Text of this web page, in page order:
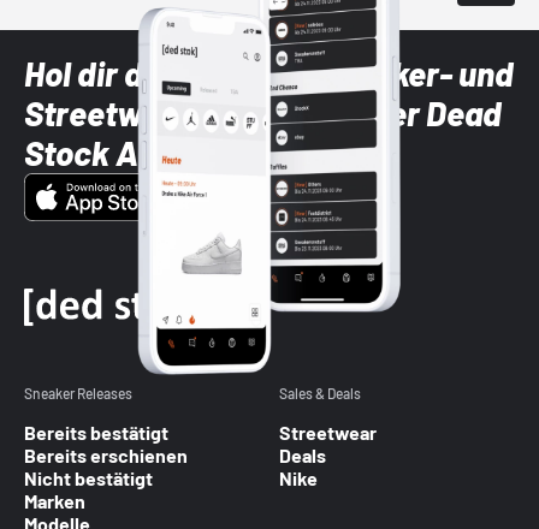
Hol dir die neuesten Sneaker- und
Streetwear-Brands mit der Dead
Stock App
Sneaker Releases
Bereits bestätigt
Bereits erschienen
Nicht bestätigt
Marken
Modelle
Sales & Deals
Streetwear
Deals
Nike